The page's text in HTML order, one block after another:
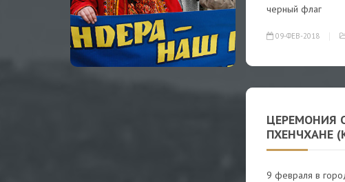
черный флаг
09-ФЕВ-2018
ЦЕРЕМОНИЯ
ПХЕНЧХАНЕ
9 февраля в